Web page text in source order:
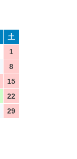
土
1
8
15
22
29